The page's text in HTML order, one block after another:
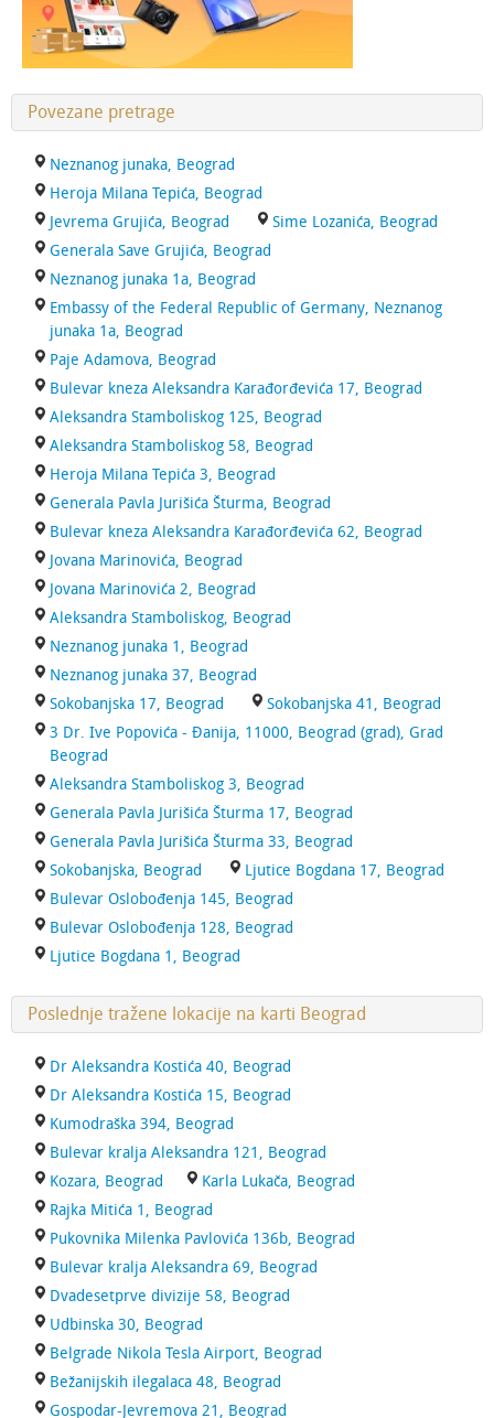
Povezane pretrage
Neznanog junaka, Beograd
Heroja Milana Tepića, Beograd
Jevrema Grujića, Beograd
Sime Lozanića, Beograd
Generala Save Grujića, Beograd
Neznanog junaka 1a, Beograd
Embassy of the Federal Republic of Germany, Neznanog
junaka 1a, Beograd
Paje Adamova, Beograd
Bulevar kneza Aleksandra Karađorđevića 17, Beograd
Aleksandra Stamboliskog 125, Beograd
Aleksandra Stamboliskog 58, Beograd
Heroja Milana Tepića 3, Beograd
Generala Pavla Jurišića Šturma, Beograd
Bulevar kneza Aleksandra Karađorđevića 62, Beograd
Jovana Marinovića, Beograd
Jovana Marinovića 2, Beograd
Aleksandra Stamboliskog, Beograd
Neznanog junaka 1, Beograd
Neznanog junaka 37, Beograd
Sokobanjska 17, Beograd
Sokobanjska 41, Beograd
3 Dr. Ive Popovića - Đanija, 11000, Beograd (grad), Grad
Beograd
Aleksandra Stamboliskog 3, Beograd
Generala Pavla Jurišića Šturma 17, Beograd
Generala Pavla Jurišića Šturma 33, Beograd
Sokobanjska, Beograd
Ljutice Bogdana 17, Beograd
Bulevar Oslobođenja 145, Beograd
Bulevar Oslobođenja 128, Beograd
Ljutice Bogdana 1, Beograd
Poslednje tražene lokacije na karti Beograd
Dr Aleksandra Kostića 40, Beograd
Dr Aleksandra Kostića 15, Beograd
Kumodraška 394, Beograd
Bulevar kralja Aleksandra 121, Beograd
Kozara, Beograd
Karla Lukača, Beograd
Rajka Mitića 1, Beograd
Pukovnika Milenka Pavlovića 136b, Beograd
Bulevar kralja Aleksandra 69, Beograd
Dvadesetprve divizije 58, Beograd
Udbinska 30, Beograd
Belgrade Nikola Tesla Airport, Beograd
Bežanijskih ilegalaca 48, Beograd
Gospodar-Jevremova 21, Beograd